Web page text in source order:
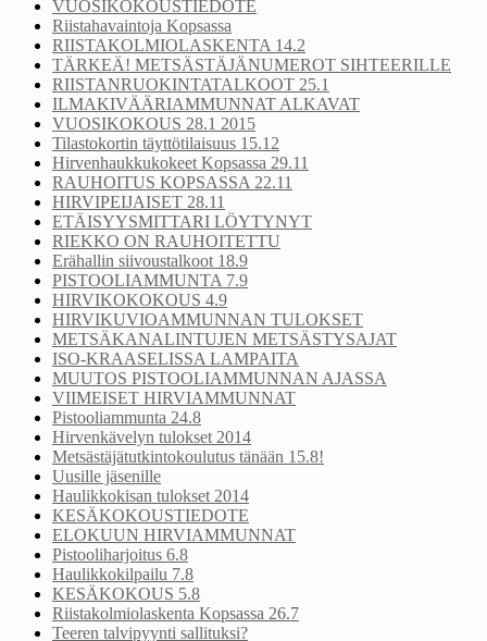
VUOSIKOKOUSTIEDOTE
Riistahavaintoja Kopsassa
RIISTAKOLMIOLASKENTA 14.2
TÄRKEÄ! METSÄSTÄJÄNUMEROT SIHTEERILLE
RIISTANRUOKINTATALKOOT 25.1
ILMAKIVÄÄRIAMMUNNAT ALKAVAT
VUOSIKOKOUS 28.1 2015
Tilastokortin täyttötilaisuus 15.12
Hirvenhaukkukokeet Kopsassa 29.11
RAUHOITUS KOPSASSA 22.11
HIRVIPEIJAISET 28.11
ETÄISYYSMITTARI LÖYTYNYT
RIEKKO ON RAUHOITETTU
Erähallin siivoustalkoot 18.9
PISTOOLIAMMUNTA 7.9
HIRVIKOKOKOUS 4.9
HIRVIKUVIOAMMUNNAN TULOKSET
METSÄKANALINTUJEN METSÄSTYSAJAT
ISO-KRAASELISSA LAMPAITA
MUUTOS PISTOOLIAMMUNNAN AJASSA
VIIMEISET HIRVIAMMUNNAT
Pistooliammunta 24.8
Hirvenkävelyn tulokset 2014
Metsästäjätutkintokoulutus tänään 15.8!
Uusille jäsenille
Haulikkokisan tulokset 2014
KESÄKOKOUSTIEDOTE
ELOKUUN HIRVIAMMUNNAT
Pistooliharjoitus 6.8
Haulikkokilpailu 7.8
KESÄKOKOUS 5.8
Riistakolmiolaskenta Kopsassa 26.7
Teeren talvipyynti sallituksi?